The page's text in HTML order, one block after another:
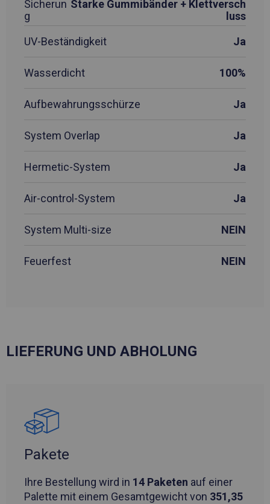
Sicherun
g
Starke Gummibänder + Klettversch
luss
UV-Beständigkeit
Ja
Wasserdicht 100%
Aufbewahrungsschürze Ja
System Overlap Ja
Hermetic-System Ja
Air-control-System Ja
System Multi-size NEIN
Feuerfest NEIN
LIEFERUNG UND ABHOLUNG
Pakete
Ihre Bestellung wird in 14 Paketen auf einer
Palette mit einem Gesamtgewicht von 351,35